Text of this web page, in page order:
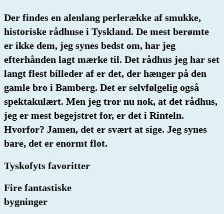
Der findes en alenlang perlerække af smukke,
historiske rådhuse i Tyskland. De mest berømte
er ikke dem, jeg synes bedst om, har jeg
efterhånden lagt mærke til. Det rådhus jeg har set
langt flest billeder af er det, der hænger på den
gamle bro i Bamberg. Det er selvfølgelig også
spektakulært. Men jeg tror nu nok, at det rådhus,
jeg er mest begejstret for, er det i Rinteln.
Hvorfor? Jamen, det er svært at sige. Jeg synes
bare, det er enormt flot.
Tyskofyts favoritter
Fire fantastiske
bygninger